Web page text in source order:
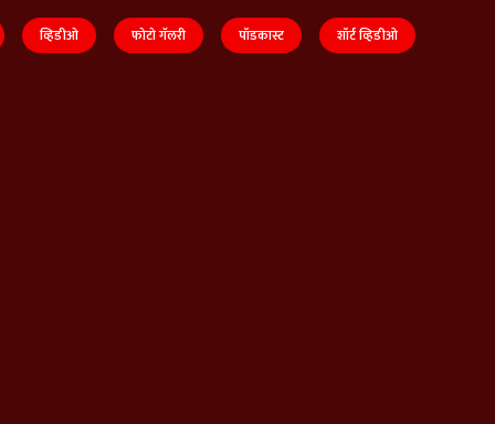
व्हिडीओ फोटो गॅलरी पॉडकास्ट शॉर्ट व्हिडीओ